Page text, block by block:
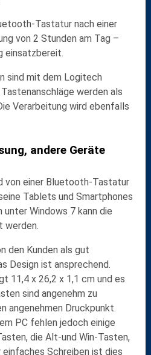
Tastatur nach einer
von 2 Stunden am Tag –
einsatzbereit.
sind mit dem Logitech
werden als
Verarbeitung wird ebenfalls
andere Geräte
von einer Bluetooth-Tastatur
Tablets und Smartphones
unter Windows 7kann die
den Kunden als gut
Design ist ansprechend.
11,4 x 26,2 x 1,1 cm und es
sind angenehm zu
angenehmen Druckpunkt.
PC fehlen jedoch einige
die Alt-und Win-Tasten,
einfaches Schreiben ist dies